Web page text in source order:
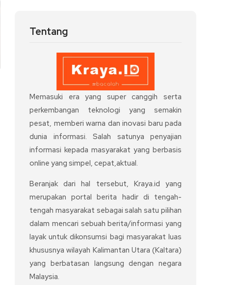
Tentang
Memasuki era yang super canggih serta
perkembangan teknologi yang semakin
pesat, memberi warna dan inovasi baru pada
dunia informasi. Salah satunya penyajian
informasi kepada masyarakat yang berbasis
online yang simpel, cepat,aktual.
Beranjak dari hal tersebut, Kraya.id yang
merupakan portal berita hadir di tengah-
tengah masyarakat sebagai salah satu pilihan
dalam mencari sebuah berita/informasi yang
layak untuk dikonsumsi bagi masyarakat luas
khususnya wilayah Kalimantan Utara (Kaltara)
yang berbatasan langsung dengan negara
Malaysia.